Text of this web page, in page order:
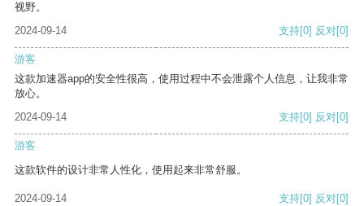
视野。
2024-09-14
支持[0] 反对[0]
游客
这款加速器app的安全性很高，使用过程中不会泄露个人信息，让我非常
放心。
2024-09-14
支持[0] 反对[0]
游客
这款软件的设计非常人性化，使用起来非常舒服。
2024-09-14 支持[0] 反对[0]